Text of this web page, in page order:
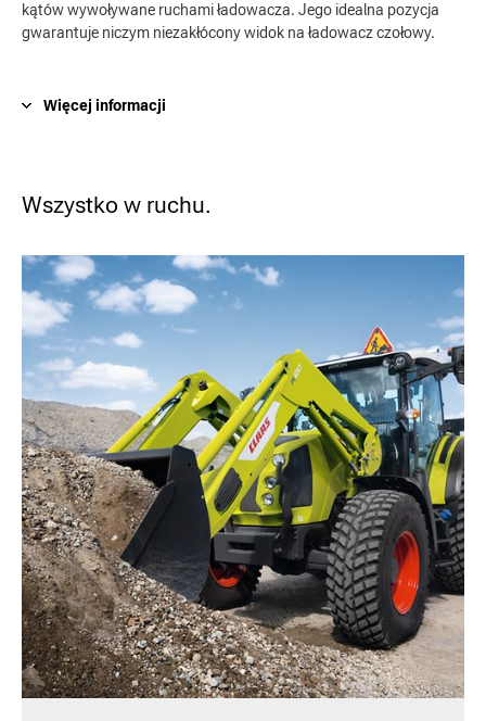
kątów wywoływane ruchami ładowacza. Jego idealna pozycja
gwarantuje niczym niezakłócony widok na ładowacz czołowy.
Więcej informacji
Wszystko w ruchu.